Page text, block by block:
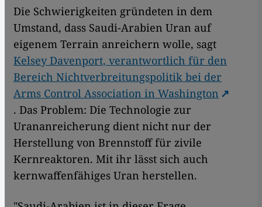
Die Schwierigkeiten gründeten in dem
Umstand, dass Saudi-Arabien Uran auf
eigenem Terrain anreichern wolle, sagt
Kelsey Davenport, verantwortlich für den
Bereich Nichtverbreitungspolitik bei der
Arms Control Association in Washington
. Das Problem: Die Technologie zur
Urananreicherung dient nicht nur der
Herstellung von Brennstoff für zivile
Kernreaktoren. Mit ihr lässt sich auch
kernwaffenfähiges Uran herstellen.